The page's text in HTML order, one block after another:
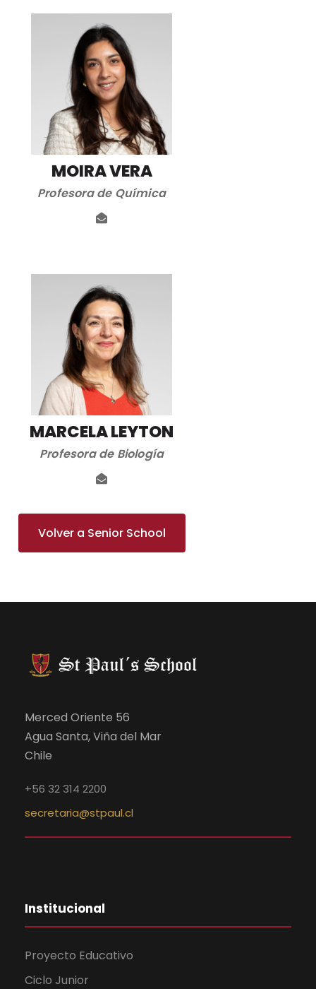
MOIRA VERA
Profesora de Química
MARCELA LEYTON
Profesora de Biología
Volver a Senior School
Merced Oriente 56
Agua Santa, Viña del Mar
Chile
+56 32 314 2200
secretaria@stpaul.cl
Institucional
Proyecto Educativo
Ciclo Junior